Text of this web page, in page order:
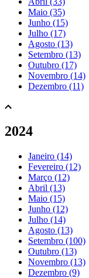
Maio (35)
Junho (15)
Julho (17)
Agosto (13)
Setembro (13)
Outubro (17)
Novembro (14)
Dezembro (11)
2024
Janeiro (14)
Fevereiro (12)
Março (12)
Abril (13)
Maio (15)
Junho (12)
Julho (14)
Agosto (13)
Setembro (100)
Outubro (13)
Novembro (13)
Dezembro (9)